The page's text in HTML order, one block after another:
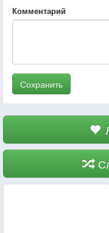
Комментарий
Сохранить